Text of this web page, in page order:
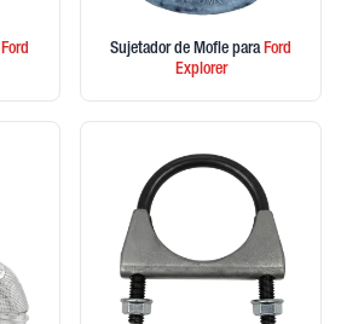
Ford
Sujetador de Mofle paraFord
Explorer